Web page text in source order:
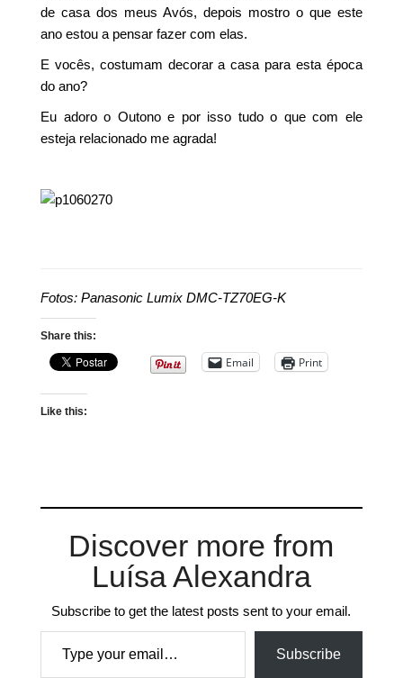
de casa dos meus Avós, depois mostro o que este
ano estou a pensar fazer com elas.
E vocês, costumam decorar a casa para esta época
do ano?
Eu adoro o Outono e por isso tudo o que com ele
esteja relacionado me agrada!
Fotos: Panasonic Lumix DMC-TZ70EG-K
Share this:
Email Print
Like this:
Discover more from
Luísa Alexandra
Subscribe to get the latest posts sent to your email.
Type your email…
Subscribe